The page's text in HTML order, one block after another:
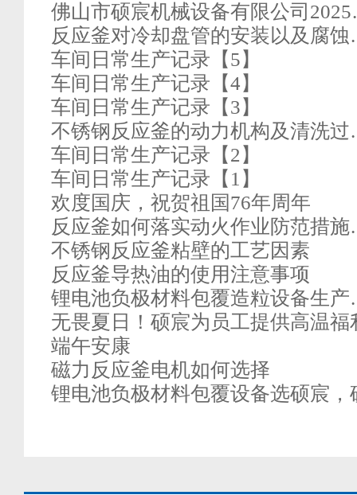
佛山市硕宸机械设备有限公司
反应釜对冷却盘管的安装以及腐
车间日常生产记录【5】
车间日常生产记录【4】
车间日常生产记录【3】
不锈钢反应釜的动力机构及清洗
车间日常生产记录【2】
车间日常生产记录【1】
欢度国庆，祝贺祖国76年周年
反应釜如何落实动火作业防范措
不锈钢反应釜粘壁的工艺因素
反应釜导热油的使用注意事项
锂电池负极材料包覆造粒设备生
无畏夏日！硕宸为员工提供高温
端午安康
磁力反应釜电机如何选择
锂电池负极材料包覆设备选硕宸